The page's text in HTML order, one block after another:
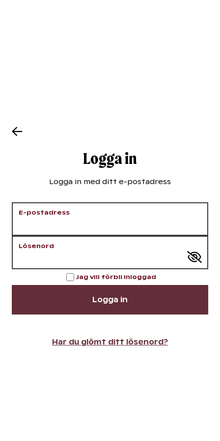
Logga in
Logga in med ditt e-postadress
E-postadress
Lösenord
Har du glömt ditt lösenord?
Jag vill förbli inloggad
Logga in